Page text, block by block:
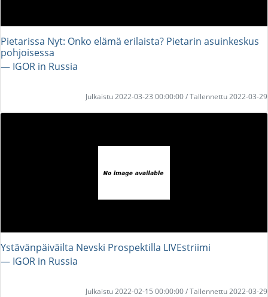
Pietarissa Nyt: Onko elämä erilaista? Pietarin asuinkeskus
pohjoisessa
― IGOR in Russia
Julkaistu 2022-03-23 00:00:00 / Tallennettu 2022-03-29
Ystävänpäiväilta Nevski Prospektilla LIVEstriimi
― IGOR in Russia
Julkaistu 2022-02-15 00:00:00 / Tallennettu 2022-03-29